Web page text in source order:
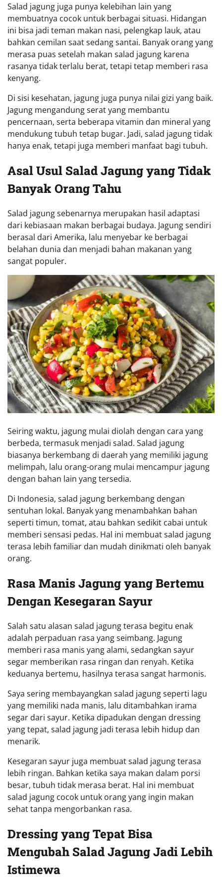
Salad jagung juga punya kelebihan lain yang
membuatnya cocok untuk berbagai situasi. Hidangan
ini bisa jadi teman makan nasi, pelengkap lauk, atau
bahkan cemilan saat sedang santai. Banyak orang yang
merasa puas setelah makan salad jagung karena
rasanya tidak terlalu berat, tetapi tetap memberi rasa
kenyang.
Di sisi kesehatan, jagung juga punya nilai gizi yang baik.
Jagung mengandung serat yang membantu
pencernaan, serta beberapa vitamin dan mineral yang
mendukung tubuh tetap bugar. Jadi, salad jagung tidak
hanya enak, tetapi juga memberi manfaat bagi tubuh.
Asal Usul Salad Jagung yang Tidak
Banyak Orang Tahu
Salad jagung sebenarnya merupakan hasil adaptasi
dari kebiasaan makan berbagai budaya. Jagung sendiri
berasal dari Amerika, lalu menyebar ke berbagai
belahan dunia dan menjadi bahan makanan yang
sangat populer.
Seiring waktu, jagung mulai diolah dengan cara yang
berbeda, termasuk menjadi salad. Salad jagung
biasanya berkembang di daerah yang memiliki jagung
melimpah, lalu orang-orang mulai mencampur jagung
dengan bahan lain yang tersedia.
Di Indonesia, salad jagung berkembang dengan
sentuhan lokal. Banyak yang menambahkan bahan
seperti timun, tomat, atau bahkan sedikit cabai untuk
memberi sensasi pedas. Hal ini membuat salad jagung
terasa lebih familiar dan mudah dinikmati oleh banyak
orang.
Rasa Manis Jagung yang Bertemu
Dengan Kesegaran Sayur
Salah satu alasan salad jagung terasa begitu enak
adalah perpaduan rasa yang seimbang. Jagung
memberi rasa manis yang alami, sedangkan sayur
segar memberikan rasa ringan dan renyah. Ketika
keduanya bertemu, hasilnya terasa sangat harmonis.
Saya sering membayangkan salad jagung seperti lagu
yang memiliki nada manis, lalu ditambahkan irama
segar dari sayur. Ketika dipadukan dengan dressing
yang tepat, salad jagung jadi terasa lebih hidup dan
menarik.
Kesegaran sayur juga membuat salad jagung terasa
lebih ringan. Bahkan ketika saya makan dalam porsi
besar, tubuh tidak merasa berat. Hal ini membuat
salad jagung cocok untuk orang yang ingin makan
sehat tanpa mengorbankan rasa.
Dressing yang Tepat Bisa
Mengubah Salad Jagung Jadi Lebih
Istimewa